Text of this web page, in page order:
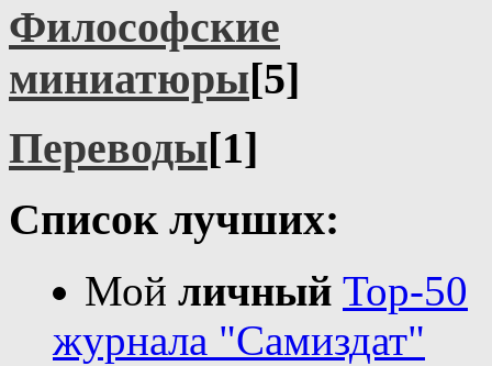
Философские
миниатюры[5]
Переводы[1]
Список лучших:
Мой личный Top-50
журналa "Самиздат"